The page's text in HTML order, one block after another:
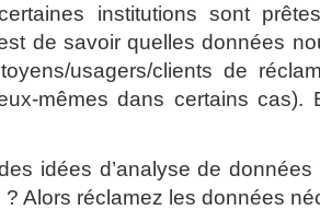
institutions sont
de savoir quelles données
usagers/clients de
mêmes dans certains cas).
idées d’analyse de
? Alors réclamez les données